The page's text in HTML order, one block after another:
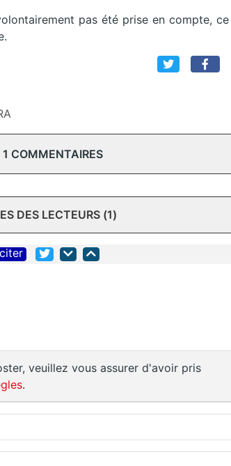
pas été prise en compte,
COMMENTAIRES
DES LECTEURS (1)
citer
veuillez vous assurer d'avoir pris
.